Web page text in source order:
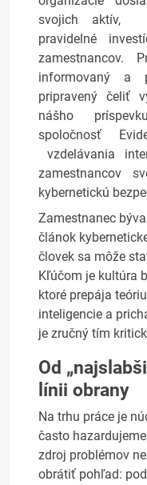
svojich aktív,
pravidelné
zamestnancov.
informovaný a
pripravený čeliť
nášho
spoločnosť
vzdelávania
zamestnancov
kybernetickú
Zamestnanec
článok
človek sa môže
Kľúčom je kultúra
ktoré prepája
inteligencie a
je zručný tím
Od
línii obrany
Na trhu práce je
často
zdroj problémov
obrátiť pohľad: